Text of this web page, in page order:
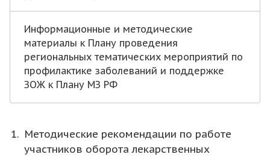
Информационные и методические
материалы к Плану проведения
региональных тематических мероприятий по
профилактике заболеваний и поддержке
ЗОЖ к Плану МЗ РФ
Методические рекомендации по работе
участников оборота лекарственных